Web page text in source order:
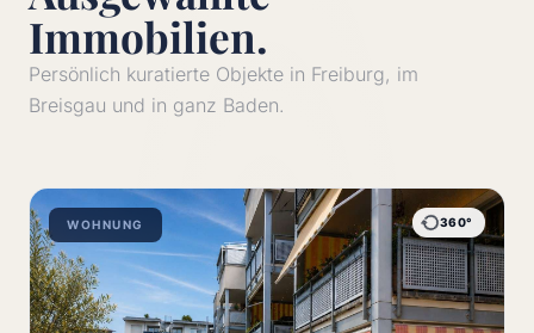
Immobilien.
Persönlich kuratierte Objekte in Freiburg, im
Breisgau und in ganz Baden.
WOHNUNG 360°